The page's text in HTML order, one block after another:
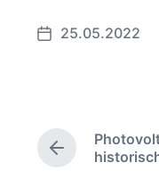
25.05.2022
Vorheriger
Beitrag: